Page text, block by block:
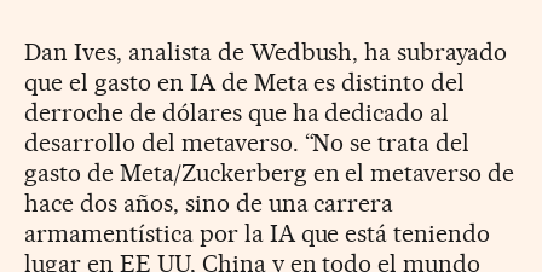
Dan Ives, analista de Wedbush, ha subrayado
que el gasto en IA de Meta es distinto del
derroche de dólares que ha dedicado al
desarrollo del metaverso. “No se trata del
gasto de Meta/Zuckerberg en el metaverso de
hace dos años, sino de una carrera
armamentística por la IA que está teniendo
lugar en EE UU, China y en todo el mundo